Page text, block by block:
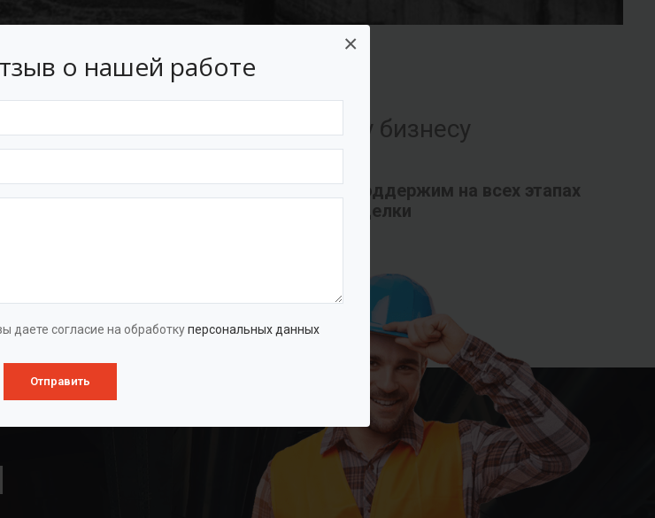
о нашей работе
даете согласие на обработкуперсональных данных
Отправить
×
подходящих вашему бизнесу
документы и договор
Поддержим на всех этапах
сделки